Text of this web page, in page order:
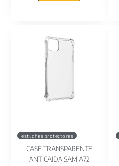
estuches protectores
CASE TRANSPARENTE
ANTICAIDA SAM A72